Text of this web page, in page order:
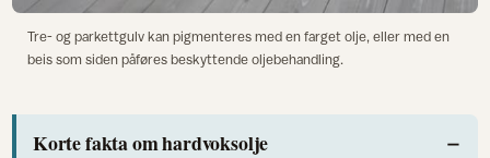
Tre- og parkettgulv kan pigmenteres med en farget olje, eller med en
beis som siden påføres beskyttende oljebehandling.
Korte fakta om hardvoksolje